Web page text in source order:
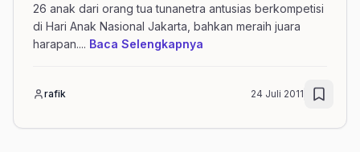
26 anak dari orang tua tunanetra antusias berkompetisi
di Hari Anak Nasional Jakarta, bahkan meraih juara
harapan.... Baca Selengkapnya
rafik 24 Juli 2011